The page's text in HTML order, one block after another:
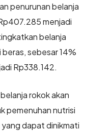
penurunan belanja
menjadi
belanja
sebesar 14%
Rp338.142.
rokok akan
pemenuhan nutrisi
dapat dinikmati